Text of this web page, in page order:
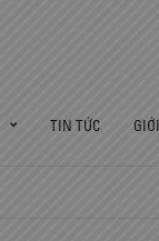
TIN TỨC